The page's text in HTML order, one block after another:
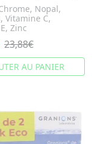
Nopal,
Vitamine C,
Zinc
23,88€
AU PANIER